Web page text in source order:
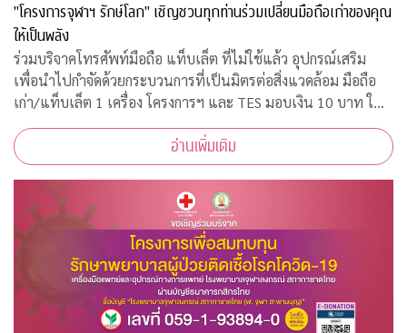
"โครงการจุฬาฯ รักษ์โลก" เชิญชวนทุกท่านร่วมเปลี่ยนมือถือเก่าของคุณ
ให้เป็นพลัง
ร่วมบริจาคโทรศัพท์มือถือ แท็บเล็ต ที่ไม่ใช้แล้ว อุปกรณ์เสริม
เพื่อนำไปกำจัดด้วยกระบวนการที่เป็นมิตรต่อสิ่งแวดล้อม มือถือ
เก่า/แท็บเล็ต 1 เครื่อง โครงการฯ และ TES มอบเงิน 10 บาท ให้
กับ "กองทุนภูมิคุ้มกันบำบัดมะเร็งจุฬาฯ"
อ่านเพิ่มเติม